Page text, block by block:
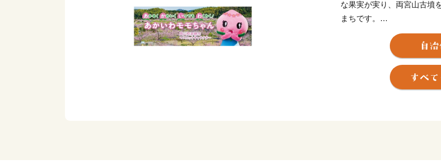
な果実が実り、両宮山古墳
まちです。
このすばらしい“ふるさと”
笑顔にあふれ、いきいき
現するために、市民と行